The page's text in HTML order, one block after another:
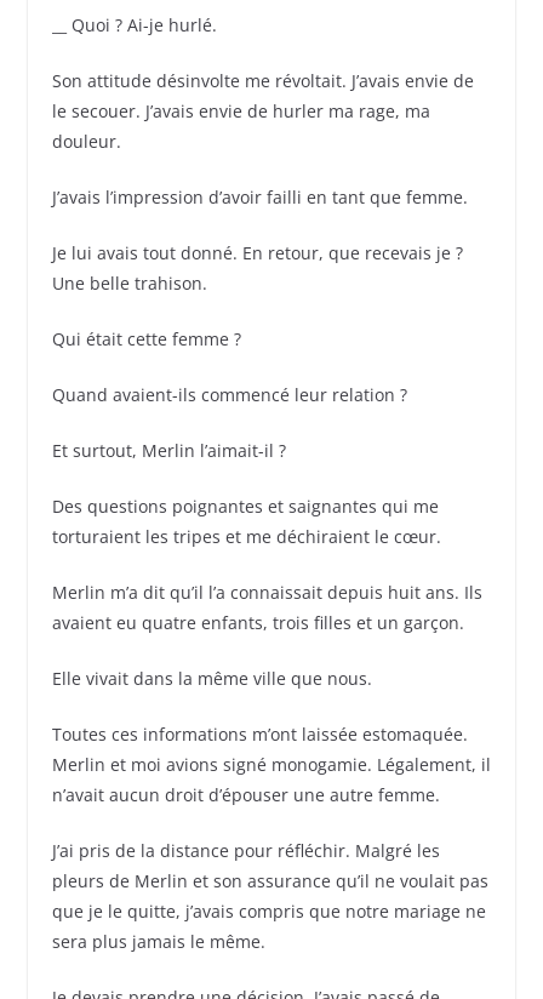
__ Quoi ? Ai-je hurlé.
Son attitude désinvolte me révoltait. J’avais envie de
le secouer. J’avais envie de hurler ma rage, ma
douleur.
J’avais l’impression d’avoir failli en tant que femme.
Je lui avais tout donné. En retour, que recevais je ?
Une belle trahison.
Qui était cette femme ?
Quand avaient-ils commencé leur relation ?
Et surtout, Merlin l’aimait-il ?
Des questions poignantes et saignantes qui me
torturaient les tripes et me déchiraient le cœur.
Merlin m’a dit qu’il l’a connaissait depuis huit ans. Ils
avaient eu quatre enfants, trois filles et un garçon.
Elle vivait dans la même ville que nous.
Toutes ces informations m’ont laissée estomaquée.
Merlin et moi avions signé monogamie. Légalement, il
n’avait aucun droit d’épouser une autre femme.
J’ai pris de la distance pour réfléchir. Malgré les
pleurs de Merlin et son assurance qu’il ne voulait pas
que je le quitte, j’avais compris que notre mariage ne
sera plus jamais le même.